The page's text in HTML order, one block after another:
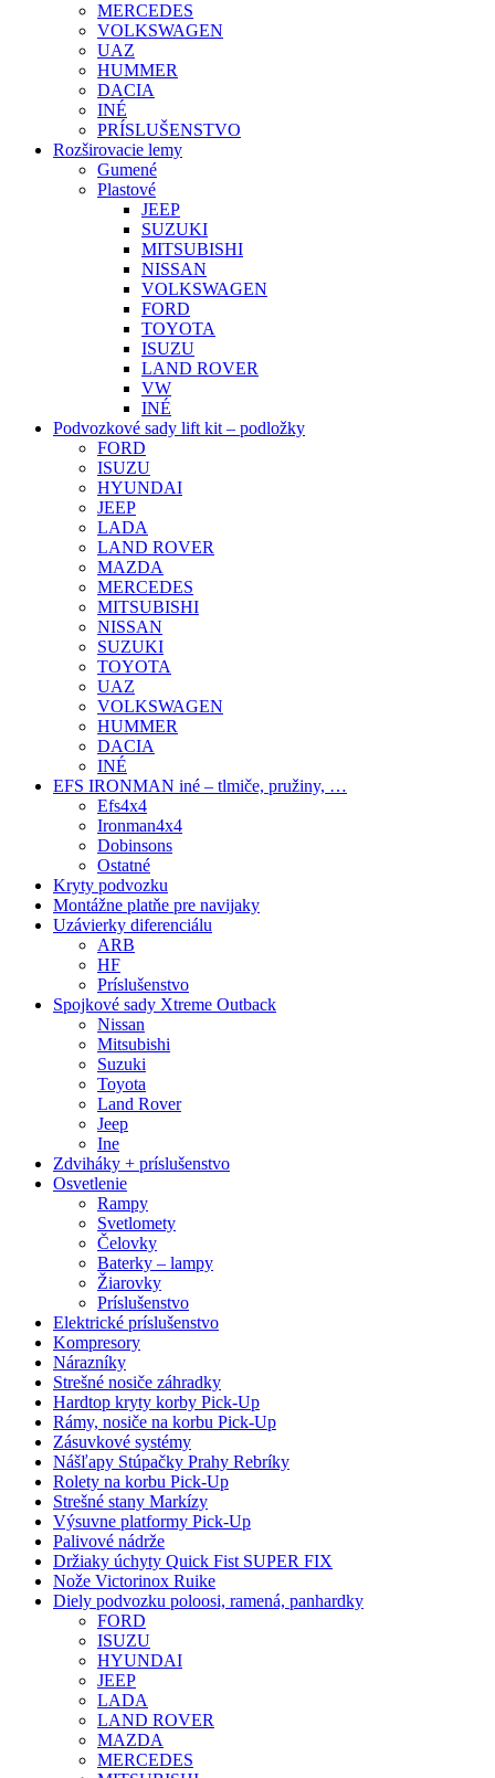
MERCEDES
VOLKSWAGEN
UAZ
HUMMER
DACIA
INÉ
PRÍSLUŠENSTVO
Rozširovacie lemy
Gumené
Plastové
JEEP
SUZUKI
MITSUBISHI
NISSAN
VOLKSWAGEN
FORD
TOYOTA
ISUZU
LAND ROVER
VW
INÉ
Podvozkové sady lift kit – podložky
FORD
ISUZU
HYUNDAI
JEEP
LADA
LAND ROVER
MAZDA
MERCEDES
MITSUBISHI
NISSAN
SUZUKI
TOYOTA
UAZ
VOLKSWAGEN
HUMMER
DACIA
INÉ
EFS IRONMAN iné – tlmiče, pružiny, …
Efs4x4
Ironman4x4
Dobinsons
Ostatné
Kryty podvozku
Montážne platňe pre navijaky
Uzávierky diferenciálu
ARB
HF
Príslušenstvo
Spojkové sady Xtreme Outback
Nissan
Mitsubishi
Suzuki
Toyota
Land Rover
Jeep
Ine
Zdviháky + príslušenstvo
Osvetlenie
Rampy
Svetlomety
Čelovky
Baterky – lampy
Žiarovky
Príslušenstvo
Elektrické príslušenstvo
Kompresory
Nárazníky
Strešné nosiče záhradky
Hardtop kryty korby Pick-Up
Rámy, nosiče na korbu Pick-Up
Zásuvkové systémy
Nášľapy Stúpačky Prahy Rebríky
Rolety na korbu Pick-Up
Strešné stany Markízy
Výsuvne platformy Pick-Up
Palivové nádrže
Držiaky úchyty Quick Fist SUPER FIX
Nože Victorinox Ruike
Diely podvozku poloosi, ramená, panhardky
FORD
ISUZU
HYUNDAI
JEEP
LADA
LAND ROVER
MAZDA
MERCEDES